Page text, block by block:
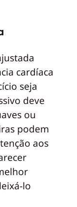
cardíaca
seja
deve
ou
podem
aos
lo